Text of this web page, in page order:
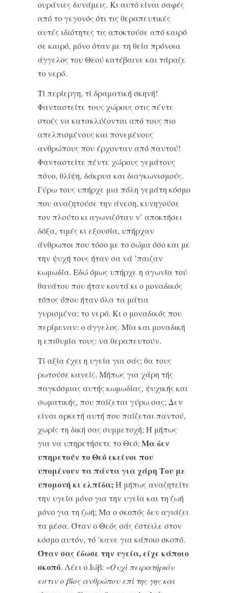
ουράνιες δυνάμεις. Κι αυτό είναι σαφές
από το γεγονός ότι τις θεραπευτικές
αυτές ιδιότητες τις αποκτούσε από καιρό
σε καιρό, μόνο όταν με τη θεία πρόνοια
άγγελος του Θεού κατέβαινε και τάραζε
το νερό.
Τί περίεργη, τί δραματική σκηνή!
Φανταστείτε τους χώρους στις πέντε
στοές να κατακλύζονται από τους πιο
απελπισμένους και πονεμένους
ανθρώπους που έρχονταν από παντού!
Φανταστείτε πέντε χώρους γεμάτους
πόνο, θλίψη, δάκρυα και διαγκωνισμούς.
Γύρω τους υπήρχε μια πόλη γεμάτη κόσμο
που αναζητούσε την άνεση, κυνηγούσε
τον πλούτο κι αγωνιζόταν ν’ αποκτήσει
δόξα, τιμές κι εξουσία, υπήρχαν
άνθρωποι που τόσο με το σώμα όσο και με
την ψυχή τους ήταν σα νά ’παιζαν
κωμωδία. Εδώ όμως υπήρχε η αγωνία τού
θανάτου που ήταν κοντά κι ο μοναδικός
τόπος όπου ήταν όλα τα μάτια
γυρισμένα: το νερό. Κι ο μοναδικός που
περίμεναν: ο άγγελος. Μία και μοναδική
η επιθυμία τους: να θεραπευτούν.
Τί αξία έχει η υγεία για σάς; θα τους
ρωτούσε κανείς. Μήπως για χάρη τής
παγκόσμιας αυτής κωμωδίας, ψυχικής και
σωματικής, που παίζεται γύρω σας; Δεν
είναι αρκετή αυτή που παίζεται παντού,
χωρίς τη δική σας συμμετοχή; Ή μήπως
για να υπηρετήσετε το Θεό;Μα δεν
υπηρετούν το Θεό εκείνοι που
υπομένουν τα πάντα για χάρη Του με
υπομονή κι ελπίδα;Ή μήπως αναζητείτε
την υγεία μόνο για την υγεία και τη ζωή
μόνο για τη ζωή; Μα ο σκοπός δεν αγιάζει
τα μέσα. Όταν ο Θεός σάς έστειλε στον
κόσμο αυτόν, τό ’κα­νε για κάποιο σκοπό.
Όταν σας έδωσε την υγεία, είχε κάποιο
σκοπό. Λέει ο Ιώβ: «Ουχί πειρατήριόν
εστιν ο βίος ανθρώπου επί της γης και